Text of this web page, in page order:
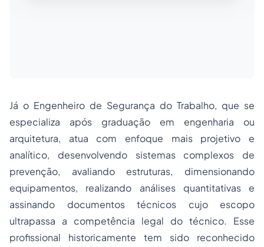
Já o Engenheiro de Segurança do Trabalho, que se
especializa após graduação em engenharia ou
arquitetura, atua com enfoque mais projetivo e
analítico, desenvolvendo sistemas complexos de
prevenção, avaliando estruturas, dimensionando
equipamentos, realizando análises quantitativas e
assinando documentos técnicos cujo escopo
ultrapassa a competência legal do técnico. Esse
profissional historicamente tem sido reconhecido